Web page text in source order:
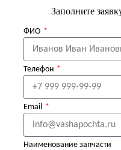
Заполните
ФИО
Телефон
Email
Наименование запчасти